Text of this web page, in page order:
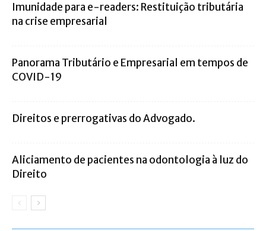
Imunidade para e-readers: Restituição tributária
na crise empresarial
Panorama Tributário e Empresarial em tempos de
COVID-19
Direitos e prerrogativas do Advogado.
Aliciamento de pacientes na odontologia à luz do
Direito